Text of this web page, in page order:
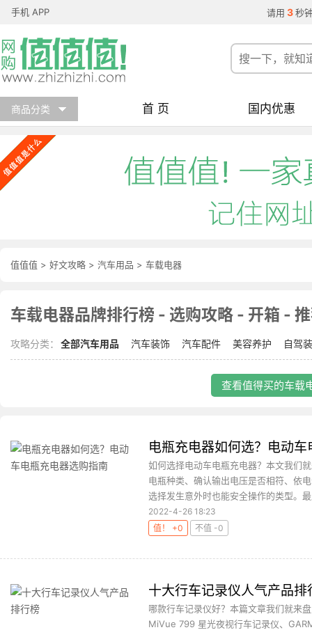
手机 APP 请用 3 秒
商品分类 首 页 国内优惠
值值值 > 好文攻略 > 汽车用品 > 车载电器
车载电器品牌排行榜 - 选购攻略 - 开箱 -
攻略分类： 全部汽车用品 汽车装饰 汽车配件 美容养护 自驾
查看值得买的车载
电瓶充电器如何选？电动
如何选择电动车电瓶充电器？本文我们
电瓶种类、确认输出电压是否相符、依
选择发生意外时也能安全操作的类型。
2022-4-26 18:23
值！ +0
不值 -0
十大行车记录仪人气产品排
哪款行车记录仪好？本篇文章我们就来
MiVue 799 星光夜视行车记录仪、